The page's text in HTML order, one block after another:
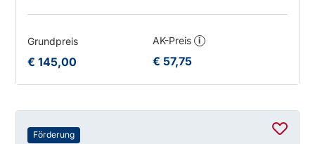
Grundpreis
€ 145,00
AK-Preis i
€ 57,75
Förderung